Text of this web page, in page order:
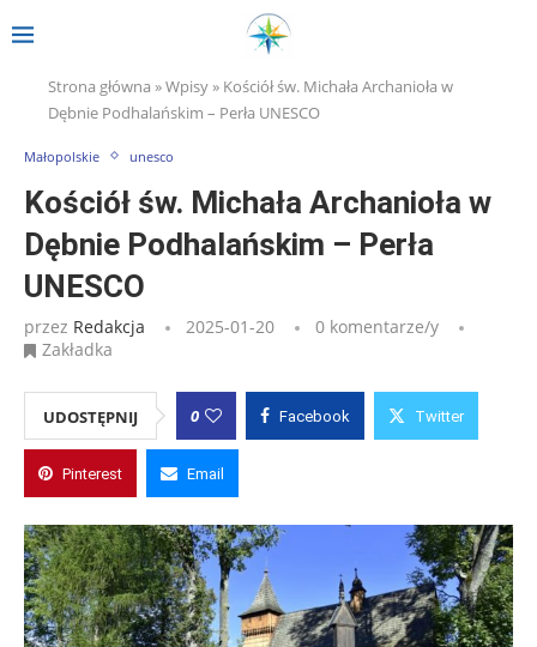
Strona główna »Wpisy» Kościół św. Michała Archanioła w
Dębnie Podhalańskim – Perła UNESCO
Małopolskie unesco
Kościół św. Michała Archanioła w
Dębnie Podhalańskim – Perła
UNESCO
przez Redakcja 2025-01-20
0 komentarze/y
Zakładka
UDOSTĘPNIJ 0 Facebook Twitter
Pinterest Email